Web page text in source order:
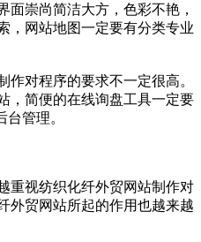
面崇尚简洁大方，色彩不艳，
，网站地图一定要有分类专业
作对程序的要求不一定很高。
，简便的在线询盘工具一定要
管理。
重视纺织化纤外贸网站制作对
外贸网站所起的作用也越来越